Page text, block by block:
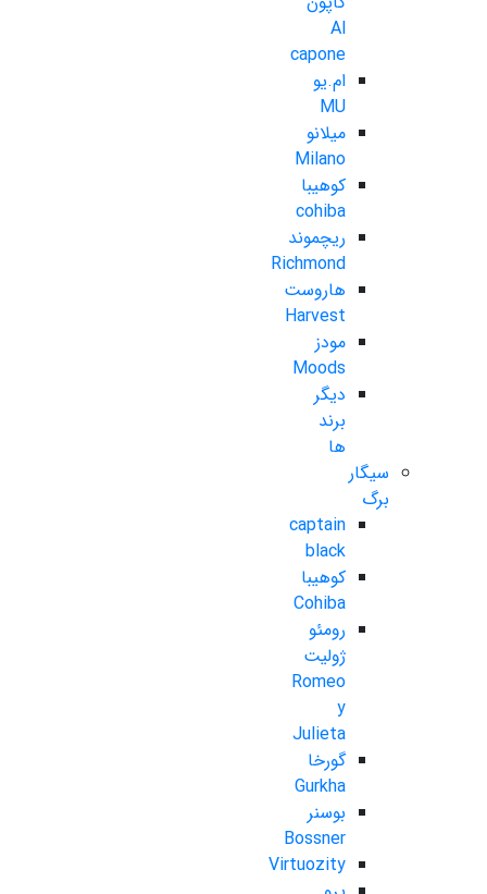
Al
capone
ام.یو
MU
میلانو
Milano
کوهیبا
cohiba
ریچموند
Richmond
هاروست
Harvest
مودز
Moods
دیگر
برند
ها
سیگار
برگ
captain
black
کوهیبا
Cohiba
رومئو
ژولیت
Romeo
y
Julieta
گورخا
Gurkha
بوسنر
Bossner
Virtuozity